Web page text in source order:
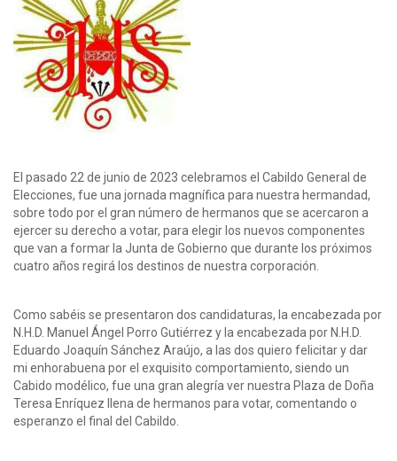
El pasado 22 de junio de 2023 celebramos el Cabildo General de
Elecciones, fue una jornada magnífica para nuestra hermandad,
sobre todo por el gran número de hermanos que se acercaron a
ejercer su derecho a votar, para elegir los nuevos componentes
que van a formar la Junta de Gobierno que durante los próximos
cuatro años regirá los destinos de nuestra corporación.
Como sabéis se presentaron dos candidaturas, la encabezada por
N.H.D. Manuel Ángel Porro Gutiérrez y la encabezada por N.H.D.
Eduardo Joaquín Sánchez Araújo, a las dos quiero felicitar y dar
mi enhorabuena por el exquisito comportamiento, siendo un
Cabido modélico, fue una gran alegría ver nuestra Plaza de Doña
Teresa Enríquez llena de hermanos para votar, comentando o
esperanzo el final del Cabildo.